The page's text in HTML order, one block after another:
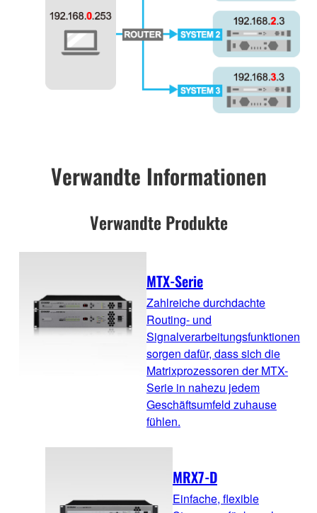
Verwandte Informationen
Verwandte Produkte
MTX-Serie
Zahlreiche durchdachte
Routing- und
Signalverarbeitungsfunktionen
sorgen dafür, dass sich die
Matrixprozessoren der MTX-
Serie in nahezu jedem
Geschäftsumfeld zuhause
fühlen.
MRX7-D
Einfache, flexible